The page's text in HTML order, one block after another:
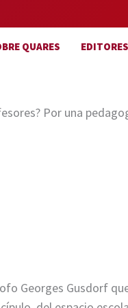
QUARES EDITORES
Por una
Georges Gusdorf